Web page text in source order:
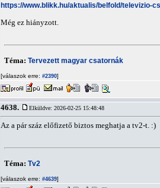
https://www.blikk.hu/aktualis/belfold/televizio-
Még ez hiányzott.
Téma: Tervezett magyar csatornák
[válaszok erre: #2390]
4638. Elküldve: 2026-02-25 15:48:48
Az a pár száz előfizető biztos meghatja a tv2-t. :)
Téma: Tv2
[válaszok erre: #4639]